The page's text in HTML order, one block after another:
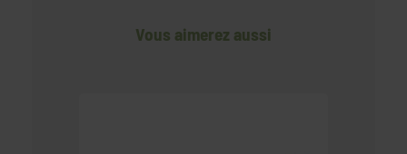
Vous aimerez aussi